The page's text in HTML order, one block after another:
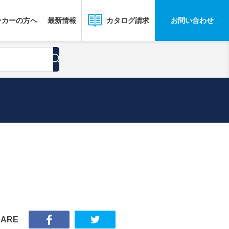
ーの方へ 最新情報 カタログ請求 お問い合わせ